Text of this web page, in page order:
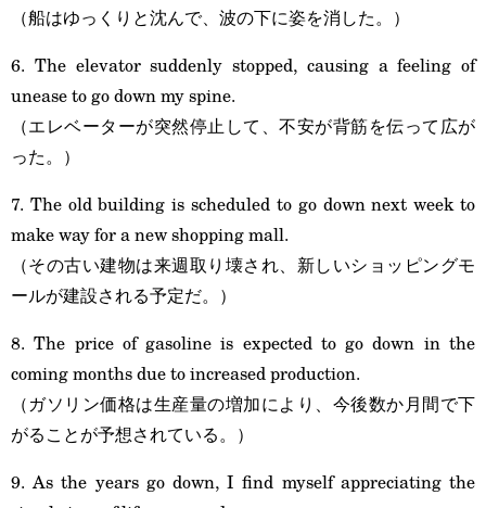
（船はゆっくりと沈んで、波の下に姿を消した。）
6. The elevator suddenly stopped, causing a feeling of
unease to go down my spine.
（エレベーターが突然停止して、不安が背筋を伝って広が
った。）
7. The old building is scheduled to go down next week to
make way for a new shopping mall.
（その古い建物は来週取り壊され、新しいショッピングモ
ールが建設される予定だ。）
8. The price of gasoline is expected to go down in the
coming months due to increased production.
（ガソリン価格は生産量の増加により、今後数か月間で下
がることが予想されている。）
9. As the years go down, I find myself appreciating the